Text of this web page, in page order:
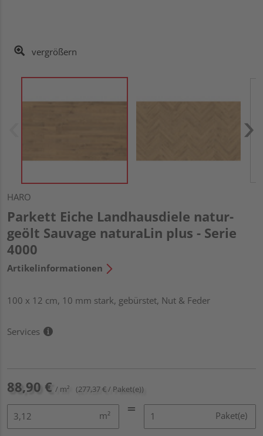
vergrößern
HARO
Parkett Eiche Landhausdiele natur-
geölt Sauvage naturaLin plus - Serie
4000
Artikelinformationen
100 x 12 cm, 10 mm stark, gebürstet, Nut & Feder
Services
88,90 € / m² (277,37 € / Paket(e))
m² Paket(e)